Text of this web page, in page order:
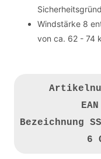
Windstärke 8
von ca. 62 - 74
EAN
Bezeichnung
6